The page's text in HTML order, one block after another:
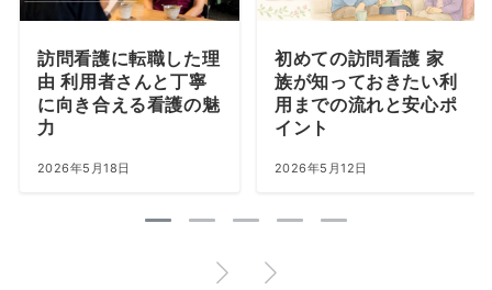
訪問看護に転職した理
由 利用者さんと丁寧
に向き合える看護の魅
力
2026年5月18日
初めての訪問看護 家
族が知っておきたい利
用までの流れと安心ポ
イント
2026年5月12日